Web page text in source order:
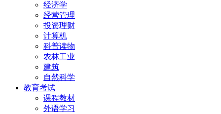
经济学
经营管理
投资理财
计算机
科普读物
农林工业
建筑
自然科学
教育考试
课程教材
外语学习